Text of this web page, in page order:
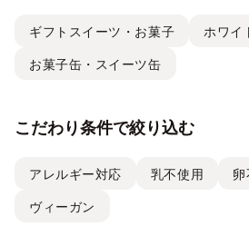
ギフトスイーツ・お菓子 ホワイ
お菓子缶・スイーツ缶
こだわり条件で絞り込む
アレルギー対応 乳不使用 卵
ヴィーガン